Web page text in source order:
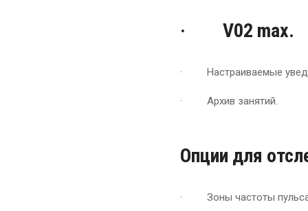
· V02 max.
· Настраиваемые
· Архив занятий.
Опции для
· Зоны частоты